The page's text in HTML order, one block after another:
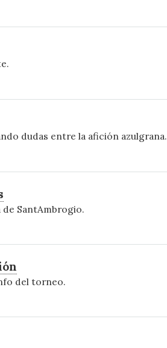
dudas entre la afición azulgrana.
SantAmbrogio.
del torneo.